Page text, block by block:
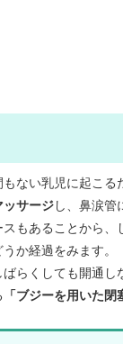
ない乳児に起こる
ッサージし、鼻涙管
もあることから
か経過をみます。
らくしても開通し
「ブジーを用いた閉